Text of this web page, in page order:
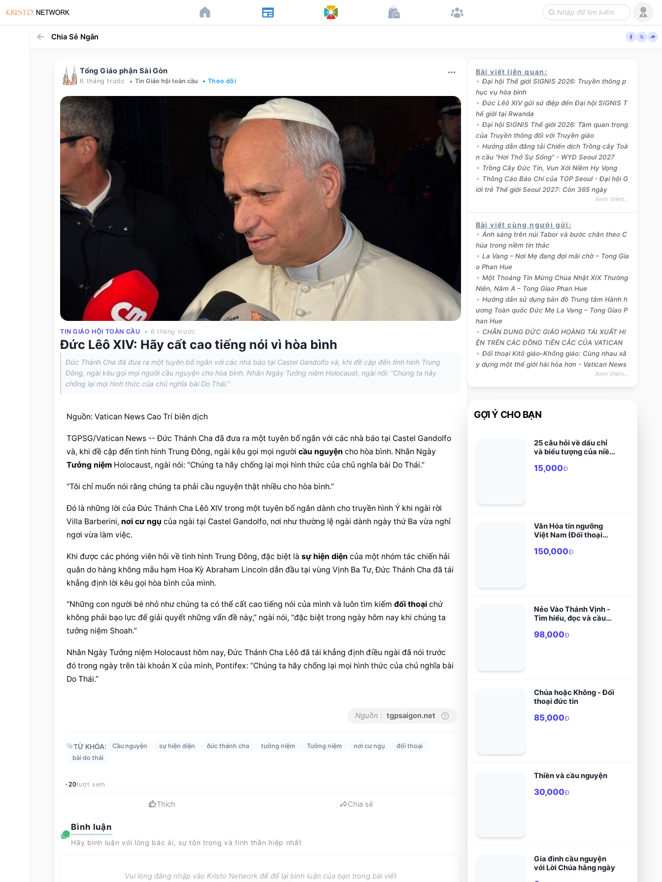
Chia Sẻ Ngắn
Tổng Giáo phận Sài Gòn
6 tháng trước • Tin Giáo hội toàn cầu • Theo dõi
TIN GIÁO HỘI TOÀN CẦU • 6 tháng trước
Đức Lêô XIV: Hãy cất cao tiếng nói vì hòa bình
Đức Thánh Cha đã đưa ra một tuyên bố ngắn với các nhà báo tại Castel Gandolfo và, khi đề cập đến tình hình Trung
Đông, ngài kêu gọi mọi người cầu nguyện cho hòa bình. Nhân Ngày Tưởng niệm Holocaust, ngài nói: “Chúng ta hãy
chống lại mọi hình thức của chủ nghĩa bài Do Thái.”
Nguồn: Vatican News Cao Trí biên dịch
TGPSG/Vatican News -- Đức Thánh Cha đã đưa ra một tuyên bố ngắn với các nhà báo tại Castel Gandolfo
và, khi đề cập đến tình hình Trung Đông, ngài kêu gọi mọi người cầu nguyện
Tưởng niệm Holocaust, ngài nói: “Chúng ta hãy chống lại mọi hình thức của chủ nghĩa bài Do Thái.”
“Tôi chỉ muốn nói rằng chúng ta phải cầu nguyện thật nhiều cho hòa bình.”
Đó là những lời của Đức Thánh Cha Lêô XIV trong một tuyên bố ngắn dành cho truyền hình Ý khi ngài rời
Villa Barberini, nơi cư ngụ của ngài tại Castel Gandolfo, nơi như thường lệ ngài dành ngày thứ Ba vừa nghỉ
ngơi vừa làm việc.
Khi được các phóng viên hỏi về tình hình Trung Đông, đặc biệt là sự hiện diện của một nhóm tác chiến hải
quân do hàng không mẫu hạm Hoa Kỳ Abraham Lincoln dẫn đầu tại vùng Vịnh Ba Tư, Đức Thánh Cha đã tái
khẳng định lời kêu gọi hòa bình của mình.
“Những con người bé nhỏ như chúng ta có thể cất cao tiếng nói của mình và luôn tìm kiếm đối thoại chứ
tưởng niệm Shoah.”
Nhân Ngày Tưởng niệm Holocaust hôm nay, Đức Thánh Cha Lêô đã tái khẳng định điều ngài đã nói trước
đó trong ngày trên tài khoản X của mình, Pontifex: “Chúng ta hãy chống lại mọi hình thức của chủ nghĩa bài
Do Thái.”
Nguồn : tgpsaigon.net
TỪ KHÓA: Cầu nguyện sự hiện diện ðức thánh cha tưởng niệm Tưởng niệm nơi cư ngụ
đối thoại
bài do thái
20lượt xem
Thích Chia sẻ
Bình luận
Hãy bình luận với lòng bác ái, sự tôn trọng và tinh thần hiệp nhất
Vui lòng đăng nhập vào Kristo Network để để lại bình luận của bạn trong bài viết
Bài viết liên quan :
Đại hội Thế giới SIGNIS 2026: Truyền thông p
hục vụ hòa bình
Đức Lêô XIV gửi sứ điệp đến Đại hội SIGNIS T
hế giới tại Rwanda
Đại hội SIGNIS Thế giới 2026: Tầm quan trọng
của Truyền thông đối với Truyền giáo
Hướng dẫn đăng tải Chiến dịch Trồng cây Toà
n cầu "Hơi Thở Sự Sống" - WYD Seoul 2027
Trồng Cây Đức Tin, Vun Xới Niềm Hy Vọng
Thông Cáo Báo Chí của TGP Seoul - Đại hội G
iới trẻ Thế giới Seoul 2027: Còn 365 ngày
Xem thêm...
Bài viết cùng người gửi :
Ánh sáng trên núi Tabor và bước chân theo C
húa trong niềm tín thác
La Vang – Nơi Mẹ đang đợi mãi chờ – Tong Gia
o Phan Hue
Một Thoáng Tin Mừng Chúa Nhật XIX Thường
Niên, Năm A – Tong Giao Phan Hue
Hướng dẫn sử dụng bản đồ Trung tâm Hành h
ương Toàn quốc Đức Mẹ La Vang – Tong Giao P
han Hue
CHÂN DUNG ĐỨC GIÁO HOÀNG TÁI XUẤT HI
ỆN TRÊN CÁC ĐỒNG TIỀN CẮC CỦA VATICAN
Đối thoại Kitô giáo–Khổng giáo: Cùng nhau xâ
y dựng một thế giới hài hòa hơn - Vatican News
Xem thêm...
GỢI Ý CHO BẠN
25 câu hỏi về dấu chỉ
và biểu tượng của niềm
15,000Đ
Văn Hóa tín ngưỡng
Việt Nam (Đối thoại
Lão và Triết Việt)
150,000Đ
Nẻo Vào Thánh Vịnh -
Tìm hiểu, đọc và cầu
98,000Đ
Chúa hoặc Không - Đối
thoại đức tin
85,000Đ
Thiền và cầu nguyện
30,000Đ
Gia đình cầu nguyện
với Lời Chúa hằng ngày